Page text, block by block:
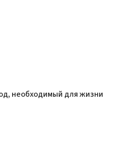
необходимый для жизни